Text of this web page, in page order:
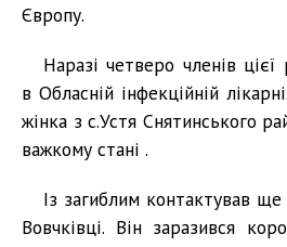
Європу.
Наразі четверо членів
в Обласній інфекційній
жінка з с.Устя Снятинського
важкому стані .
Із загиблим контактував
Вовчківці. Він заразився